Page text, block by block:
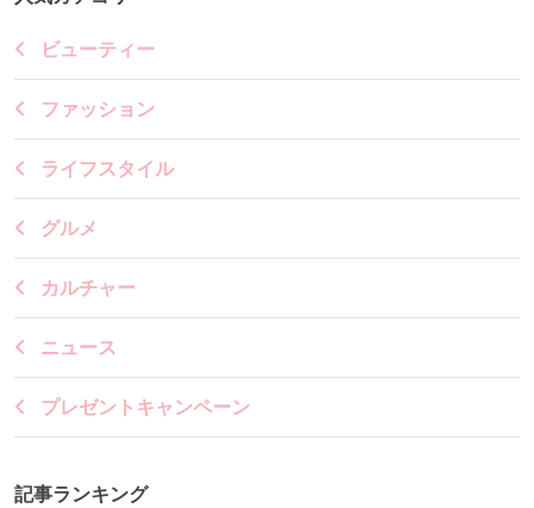
ビューティー
ファッション
ライフスタイル
グルメ
カルチャー
ニュース
プレゼントキャンペーン
記事ランキング